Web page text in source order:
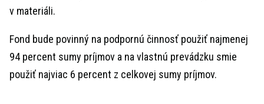
v materiáli.
Fond bude povinný na podpornú činnosť použiť najmenej
94 percent sumy príjmov a na vlastnú prevádzku smie
použiť najviac 6 percent z celkovej sumy príjmov.